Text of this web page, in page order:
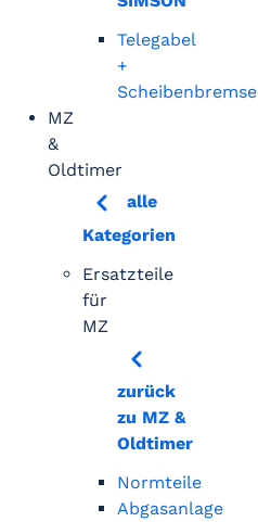
Telegabel
+
Scheibenbremse
MZ
&
Oldtimer
alle
Kategorien
Ersatzteile
für
MZ
zurück
zu MZ &
Oldtimer
Normteile
Abgasanlage